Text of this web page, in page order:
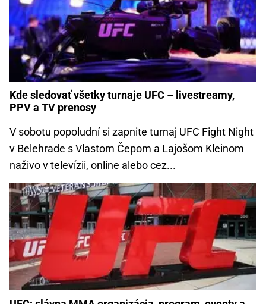
Kde sledovať všetky turnaje UFC – livestreamy,
PPV a TV prenosy
V sobotu popoludní si zapnite turnaj UFC Fight Night
v Belehrade s Vlastom Čepom a Lajošom Kleinom
naživo v televízii, online alebo cez...